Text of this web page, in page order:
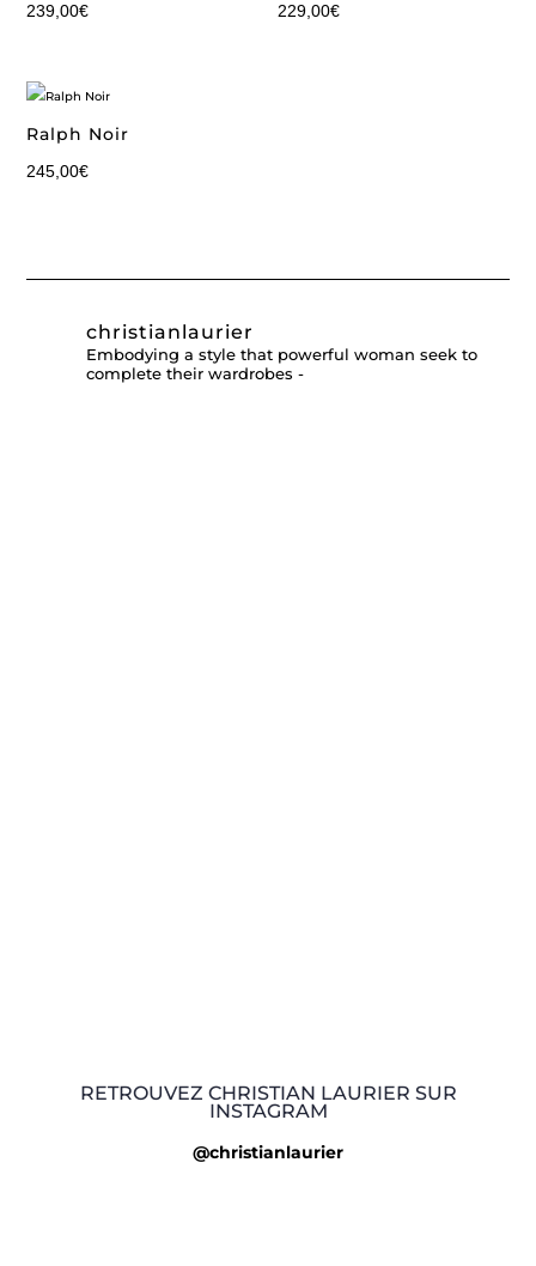
239,00€ 229,00€
Ralph Noir
245,00€
christianlaurier
Embodying a style that powerful woman seek to
complete their wardrobes -
RETROUVEZ CHRISTIAN LAURIER SUR
INSTAGRAM
@christianlaurier